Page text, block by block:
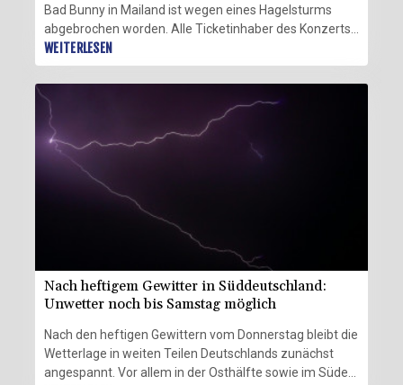
Bad Bunny in Mailand ist wegen eines Hagelsturms
abgebrochen worden. Alle Ticketinhaber des Konzerts
am Samstagabend sollen eine vollständige
Rückerstattung erhalten, wie der Veranstalter
zusicherte.
WEITERLESEN
Nach heftigem Gewitter in Süddeutschland:
Unwetter noch bis Samstag möglich
Nach den heftigen Gewittern vom Donnerstag bleibt die
Wetterlage in weiten Teilen Deutschlands zunächst
angespannt. Vor allem in der Osthälfte sowie im Süden